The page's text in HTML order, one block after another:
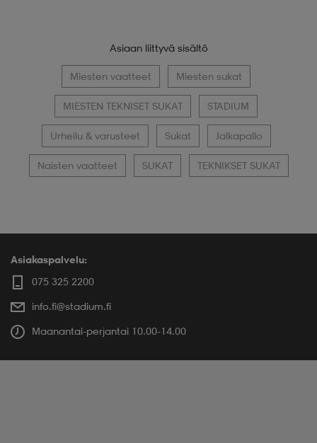
Asiaan liittyvä sisältö
Miesten vaatteet Miesten sukat
MIESTEN TEKNISET SUKAT STADIUM
Urheilu & varusteet Sukat Jalkapallo
Naisten vaatteet SUKAT TEKNIKSET SUKAT
Asiakaspalvelu:
075 325 2200
info.fi@stadium.fi
Maanantai-perjantai 10.00-14.00